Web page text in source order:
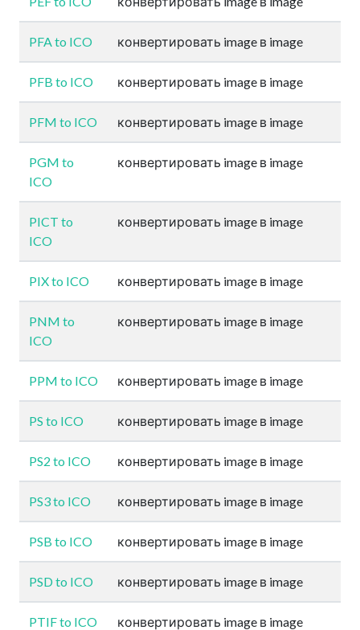
PFA to ICO конвертировать image в image
PFB to ICO конвертировать image в image
PFM to ICO конвертировать image в image
PGM to
ICO
конвертировать image в image
PICT to
ICO
конвертировать image в image
PIX to ICO конвертировать image в image
PNM to
ICO
конвертировать image в image
PPM to ICO конвертировать image в image
PS to ICO конвертировать image в image
PS2 to ICO конвертировать image в image
PS3 to ICO конвертировать image в image
PSB to ICO конвертировать image в image
PSD to ICO конвертировать image в image
PTIF to ICO конвертировать image в image